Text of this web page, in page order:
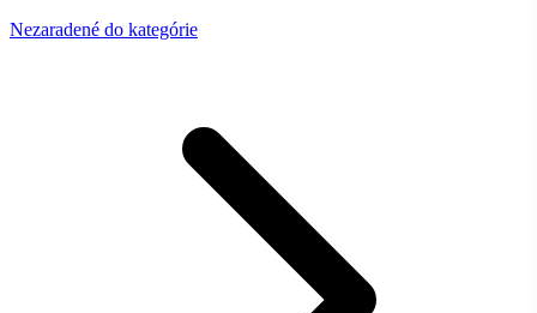
Nezaradené do kategórie